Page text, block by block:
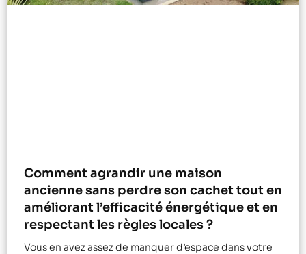
Comment agrandir une maison
ancienne sans perdre son cachet tout en
améliorant l’efficacité énergétique et en
respectant les règles locales ?
Vous en avez assez de manquer d’espace dans votre